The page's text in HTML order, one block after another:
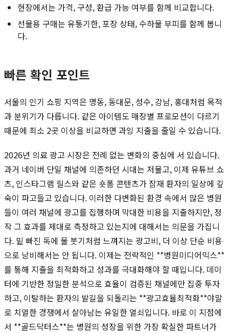
현장에서는 가격, 구성, 환급 가능 여부를 함께 비교합니다.
선물용 구매는 유통기한, 포장 상태, 수하물 부피를 함께 봅니
다.
빠른 확인 포인트
서울의 인기 쇼핑 지역은 명동, 동대문, 성수, 강남, 홍대처럼 목적
과 분위기가 다릅니다. 같은 아이템도 매장별 프로모션이 다르기
때문에 최소 2곳 이상을 비교하면 과잉 지출을 줄일 수 있습니다.
2026년 의료 광고 시장은 전례 없는 변화의 중심에 서 있습니다.
과거 네이버 단일 채널에 의존하던 시대는 저물고, 이제 유튜브 쇼
츠, 인스타그램 릴스와 같은 숏폼 콘텐츠가 잠재 환자의 일상에 깊
숙이 파고들고 있습니다. 이러한 다변화된 환경 속에서 많은 병원
들이 여러 채널에 광고를 집행하며 막대한 비용을 지출하지만, 정
작 그 효과를 제대로 측정하고 있는지에 대해서는 의문을 가집니
다. 밑 빠진 독에 물 붓기처럼 느껴지는 광고비, 더 이상 단순 비용
으로 낭비해서는 안 됩니다. 이제는 전략적인 **병원미디어믹스**
를 통해 지출을 최적화하고 성과를 극대화해야 할 때입니다. 데이
터에 기반한 정밀한 분석으로 효율이 검증된 채널에만 집중 투자
하고, 이탈하는 환자의 발길을 되돌리는 **광고효율최적화**야말
로 치열한 경쟁에서 살아남는 유일한 열쇠입니다. 바로 이 지점에
서 **골드닥터스**는 병원의 성장을 위한 가장 확실한 파트너가